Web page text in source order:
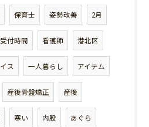
保育士 姿勢改善 2月
受付時間 看護師 港北区
イス 一人暮らし アイテム
産後骨盤矯正 産後
寒い 内股 あぐら